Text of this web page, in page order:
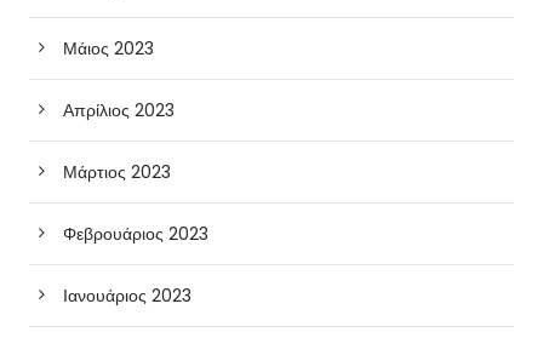
Μάιος 2023
Απρίλιος 2023
Μάρτιος 2023
Φεβρουάριος 2023
Ιανουάριος 2023